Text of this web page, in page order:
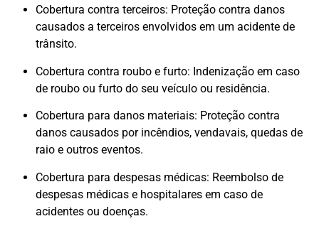
Cobertura contra terceiros: Proteção contra danos
causados a terceiros envolvidos em um acidente de
trânsito.
Cobertura contra roubo e furto: Indenização em caso
de roubo ou furto do seu veículo ou residência.
Cobertura para danos materiais: Proteção contra
danos causados por incêndios, vendavais, quedas de
raio e outros eventos.
Cobertura para despesas médicas: Reembolso de
despesas médicas e hospitalares em caso de
acidentes ou doenças.